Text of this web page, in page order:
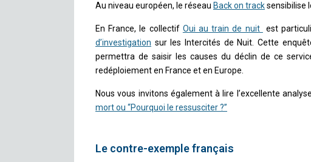
Au niveau européen, le réseau Back on tracksensibilise
En France, le collectif Oui au train de nuit est
d’investigation sur les Intercités de Nuit. Cette
permettra de saisir les causes du déclin de ce
redéploiement en France et en Europe.
Nous vous invitons également à lire l’excellente
mort ou “Pourquoi le ressusciter ?”
Le contre-exemple français